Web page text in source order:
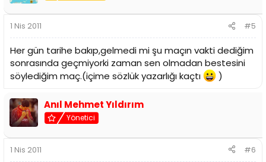
1 Nis 2011 #5
Her gün tarihe bakıp,gelmedi mi şu maçın vakti dediğim
sonrasında geçmiyorki zaman sen olmadan bestesini
söylediğim maç.(içime sözlük yazarlığı kaçtı
)
Anıl Mehmet Yıldırım
Yönetici
1 Nis 2011 #6